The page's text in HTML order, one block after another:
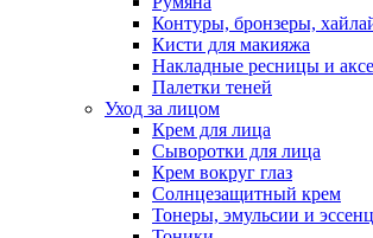
Контуры, бронзеры,
Кисти для макияжа
Накладные ресницы и
Палетки теней
Уход за лицом
Крем для лица
Сыворотки для лица
Крем вокруг глаз
Солнцезащитный крем
Тонеры, эмульсии и